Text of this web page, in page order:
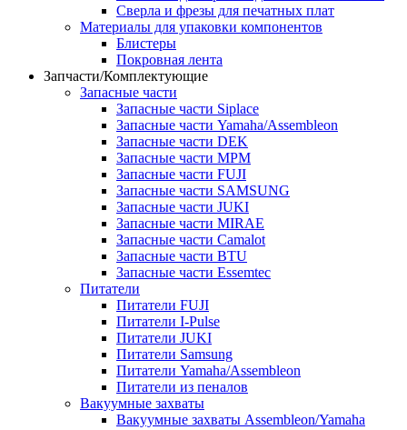
Сверла и фрезы для печатных плат
Материалы для упаковки компонентов
Блистеры
Покровная лента
Запчасти/Комплектующие
Запасные части
Запасные части Siplace
Запасные части Yamaha/Assembleon
Запасные части DEK
Запасные части MPM
Запасные части FUJI
Запасные части SAMSUNG
Запасные части JUKI
Запасные части MIRAE
Запасные части Camalot
Запасные части BTU
Запасные части Essemtec
Питатели
Питатели FUJI
Питатели I-Pulse
Питатели JUKI
Питатели Samsung
Питатели Yamaha/Assembleon
Питатели из пеналов
Вакуумные захваты
Вакуумные захваты Assembleon/Yamaha